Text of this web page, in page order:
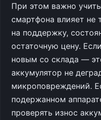
При этом важно
смартфона влияет не
на поддержку,
остаточную цену.
новым со склада —
аккумулятор не
микроповреждений.
подержанном
проверять износ